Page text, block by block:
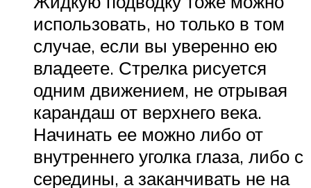
использовать, но только в том
случае, если вы уверенно ею
владеете. Стрелка рисуется
одним движением, не отрывая
карандаш от верхнего века.
Начинать ее можно либо от
внутреннего уголка глаза, либо с
середины, а заканчивать не на